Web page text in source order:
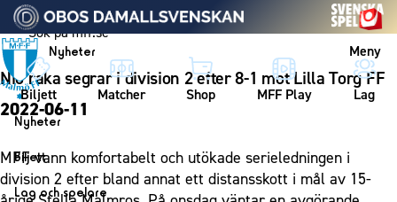
Vidare till innehållet
Nyheter Meny
Biljett Matcher Shop MFF Play Lag
Nyheter
Nyheter
Kalender
Biljett
Biljett
Lag och spelare
Nio raka segrar i division 2 efter 8-1 mot Lilla Torg FF
2022-06-11
MFF vann komfortabelt och utökade serieledningen i
division 2 efter bland annat ett distansskott i mål av 15-